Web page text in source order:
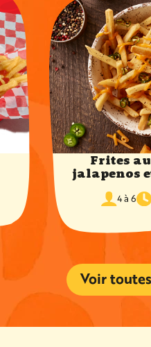
Frites
jalapenos
4 à 6
portions
Voir